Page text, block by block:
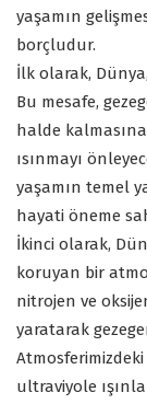
yaşamın
borçludur.
İlk olarak,
Bu mesafe,
halde kalmasına
ısınmayı
yaşamın temel
hayati öneme
İkinci olarak,
koruyan bir
nitrojen ve
yaratarak
Atmosferimizdeki
ultraviyole